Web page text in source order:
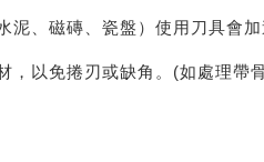
、磁磚、瓷盤）使用刀具會加
，以免捲刃或缺角。(如處理帶